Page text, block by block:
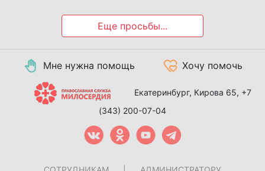
Еще просьбы...
Мне нужна помощь Хочу помочь
Екатеринбург, Кирова 65, +7
(343) 200-07-04